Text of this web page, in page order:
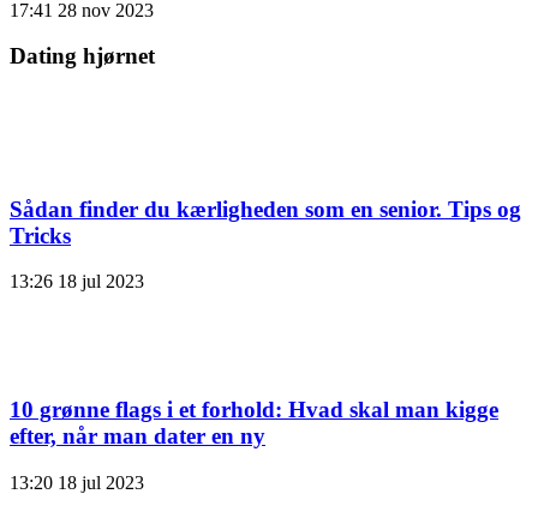
17:41 28 nov 2023
Dating hjørnet
Sådan finder du kærligheden som en senior. Tips og
Tricks
13:26 18 jul 2023
10 grønne flags i et forhold: Hvad skal man kigge
efter, når man dater en ny
13:20 18 jul 2023